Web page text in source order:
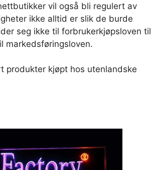
vil også bli regulert av
ikke alltid er slik de burde
seg ikke til forbrukerkjøpsloven til
markedsføringsloven.
kjøpt hos utenlandske